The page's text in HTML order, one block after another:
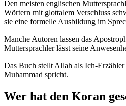
Den meisten englischen
Wörtern mit glottalem Verschluss
sie eine formelle Ausbildung im
Manche Autoren lassen das
Muttersprachler lässt seine
Das Buch stellt Allah als Ich-
Muhammad spricht.
Wer hat den Koran